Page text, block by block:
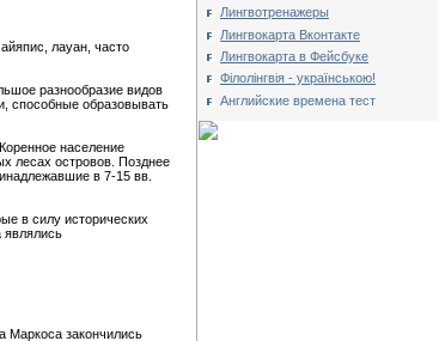
лауан, часто
разнообразие видов
способные образовывать
население
лесах островов. Позднее
в 7-15 вв.
в силу исторических
являлись
Маркоса закончились
Лингвотренажеры
Лингвокарта Вконтакте
Лингвокарта в Фейсбуке
Філолінгвія - українською!
Английские времена тест